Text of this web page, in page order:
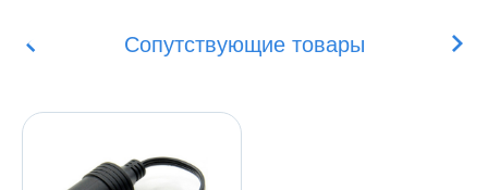
Сопутствующие товары